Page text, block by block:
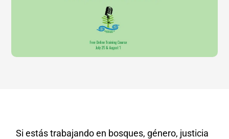
Si estás trabajando en bosques, género, justicia